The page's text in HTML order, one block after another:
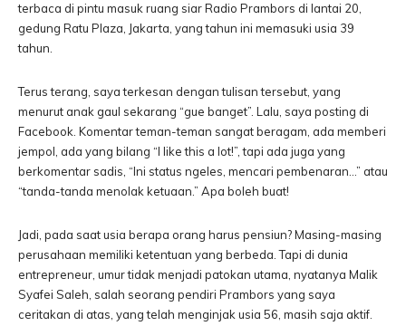
terbaca di pintu masuk ruang siar Radio Prambors di lantai 20,
gedung Ratu Plaza, Jakarta, yang tahun ini memasuki usia 39
tahun.
Terus terang, saya terkesan dengan tulisan tersebut, yang
menurut anak gaul sekarang “gue banget”. Lalu, saya posting di
Facebook. Komentar teman-teman sangat beragam, ada memberi
jempol, ada yang bilang “I like this a lot!”, tapi ada juga yang
berkomentar sadis, “Ini status ngeles, mencari pembenaran…” atau
“tanda-tanda menolak ketuaan.” Apa boleh buat!
Jadi, pada saat usia berapa orang harus pensiun? Masing-masing
perusahaan memiliki ketentuan yang berbeda. Tapi di dunia
entrepreneur, umur tidak menjadi patokan utama, nyatanya Malik
Syafei Saleh, salah seorang pendiri Prambors yang saya
ceritakan di atas, yang telah menginjak usia 56, masih saja aktif.